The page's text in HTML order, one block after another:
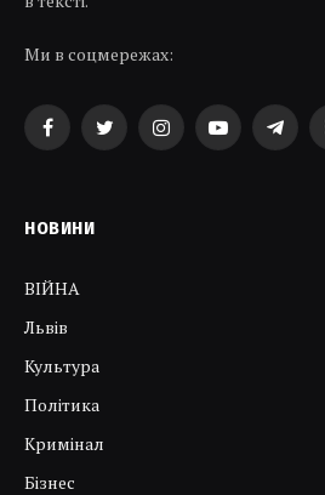
Ми в соцмережах:
FacebookTwitterInstagramYouTube
НОВИНИ
ВІЙНА
Львів
Культура
Політика
Кримінал
Бізнес